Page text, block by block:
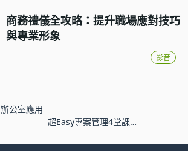
商務禮儀全攻略：提升職場應對技巧
與專業形象
影音
辦公室應用
超Easy專案管理4堂課：
管理